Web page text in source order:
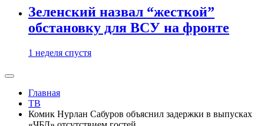
Зеленский назвал “жесткой”
обстановку для ВСУ на фронте
1 неделя спустя
Главная
ТВ
Комик Нурлан Сабуров объяснил задержки в выпусках